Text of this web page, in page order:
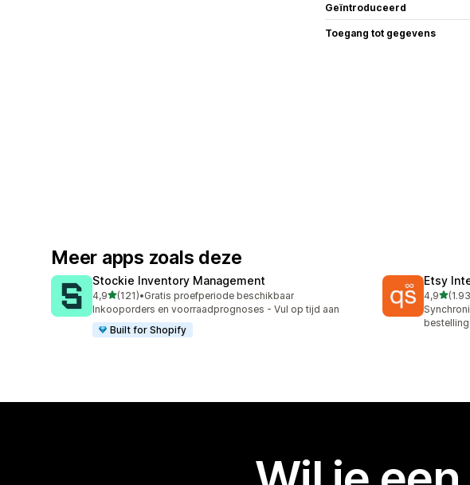
Geïntroduceerd
Toegang tot gegevens
Meer apps zoals deze
Stockie Inventory Management
4,9van 5 sterren
(121)
121 recensies in totaal
•Gratis proefperiode beschikbaar
Inkooporders en voorraadprognoses - Vul op tijd aan
Built for Shopify
Etsy
4,9van 5
1933